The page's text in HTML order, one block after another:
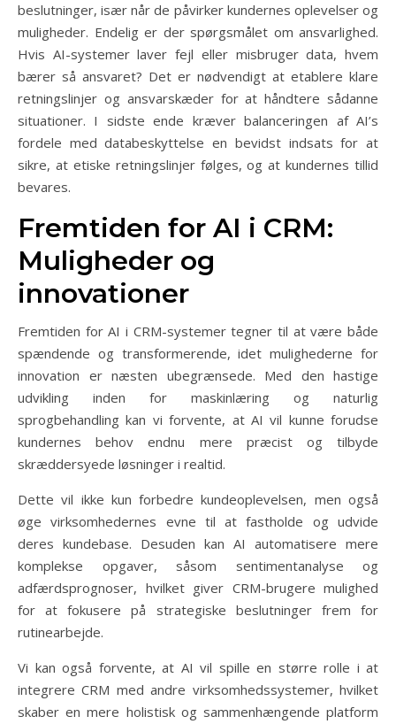
beslutninger, især når de påvirker kundernes oplevelser og
muligheder. Endelig er der spørgsmålet om ansvarlighed.
Hvis AI-systemer laver fejl eller misbruger data, hvem
bærer så ansvaret? Det er nødvendigt at etablere klare
retningslinjer og ansvarskæder for at håndtere sådanne
situationer. I sidste ende kræver balanceringen af AI’s
fordele med databeskyttelse en bevidst indsats for at
sikre, at etiske retningslinjer følges, og at kundernes tillid
bevares.
Fremtiden for AI i CRM:
Muligheder og
innovationer
Fremtiden for AI i CRM-systemer tegner til at være både
spændende og transformerende, idet mulighederne for
innovation er næsten ubegrænsede. Med den hastige
udvikling inden for maskinlæring og naturlig
sprogbehandling kan vi forvente, at AI vil kunne forudse
kundernes behov endnu mere præcist og tilbyde
skræddersyede løsninger i realtid.
Dette vil ikke kun forbedre kundeoplevelsen, men også
øge virksomhedernes evne til at fastholde og udvide
deres kundebase. Desuden kan AI automatisere mere
komplekse opgaver, såsom sentimentanalyse og
adfærdsprognoser, hvilket giver CRM-brugere mulighed
for at fokusere på strategiske beslutninger frem for
rutinearbejde.
Vi kan også forvente, at AI vil spille en større rolle i at
integrere CRM med andre virksomhedssystemer, hvilket
skaber en mere holistisk og sammenhængende platform